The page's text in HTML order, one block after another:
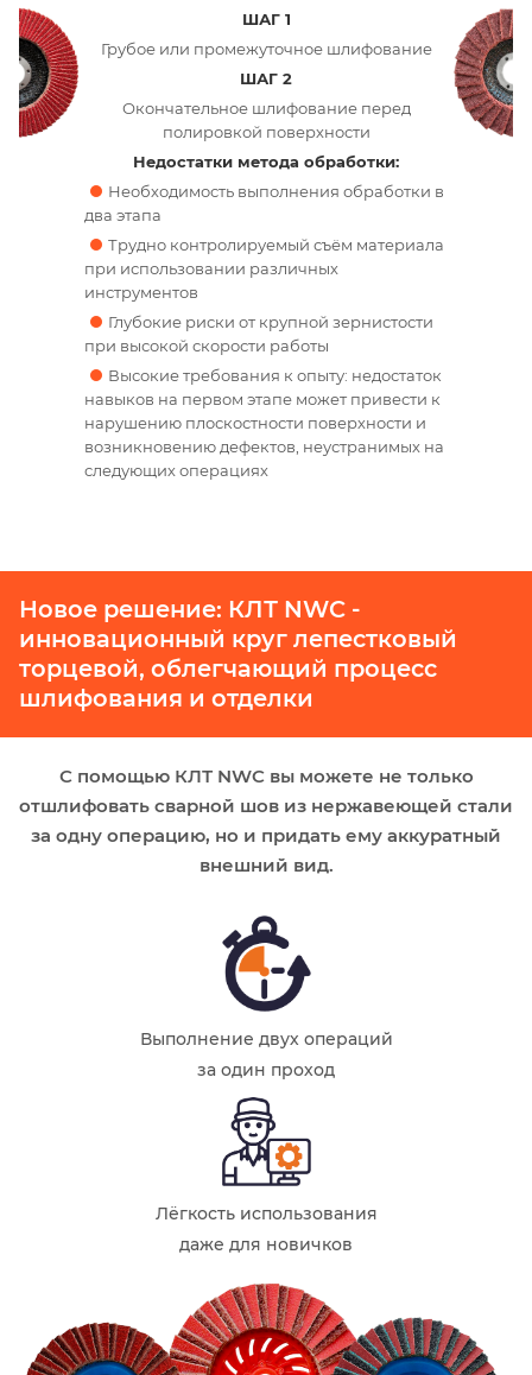
ШАГ 1
Грубое или промежуточное шлифование
ШАГ 2
Окончательное шлифование перед
полировкой поверхности
Недостатки метода обработки:
Необходимость выполнения обработки в
два этапа
Трудно контролируемый съём материала
при использовании различных
инструментов
Глубокие риски от крупной зернистости
при высокой скорости работы
Высокие требования к опыту: недостаток
навыков на первом этапе может привести к
нарушению плоскостности поверхности и
возникновению дефектов, неустранимых на
следующих операциях
Новое решение: КЛТ NWC -
инновационный круг лепестковый
торцевой, облегчающий процесс
шлифования и отделки
С помощью КЛТ NWC вы можете не только
отшлифовать сварной шов из нержавеющей стали
за одну операцию, но и придать ему аккуратный
внешний вид.
Выполнение двух операций
за один проход
Лёгкость использования
даже для новичков